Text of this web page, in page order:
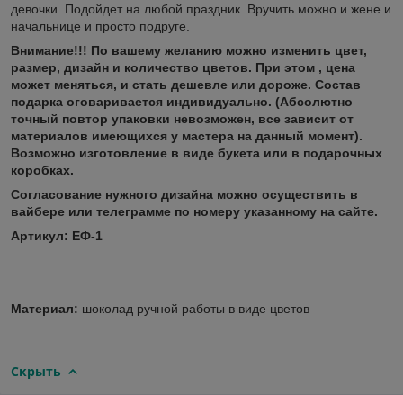
девочки. Подойдет на любой праздник. Вручить можно и жене и
начальнице и просто подруге.
Внимание!!! По вашему желанию можно изменить цвет,
размер, дизайн и количество цветов. При этом , цена
может меняться, и стать дешевле или дороже. Состав
подарка оговаривается индивидуально. (Абсолютно
точный повтор упаковки невозможен, все зависит от
материалов имеющихся у мастера на данный момент).
Возможно изготовление в виде букета или в подарочных
коробках.
Согласование нужного дизайна можно осуществить в
вайбере или телеграмме по номеру указанному на сайте.
Артикул: ЕФ-1
Материал: шоколад ручной работы в виде цветов
Скрыть